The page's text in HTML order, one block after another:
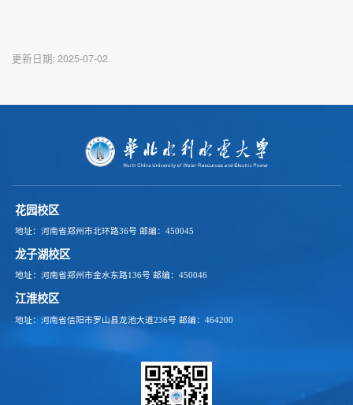
更新日期:2025-07-02
花园校区
地址：河南省郑州市北环路36号 邮编：450045
龙子湖校区
地址：河南省郑州市金水东路136号 邮编：450046
江淮校区
地址：河南省信阳市罗山县龙池大道236号 邮编：464200